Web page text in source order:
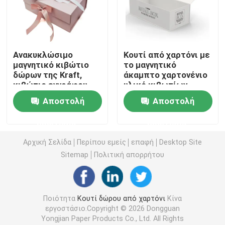
Κουτί από χαρτόνι πολυτέλειας
Κουτί συσκευασίας χάρτινου σωλήνα
πτυσσόμενο κιβώτιο εγγράφου
Συσκευάζοντας κιβώτιο τσιγάρων
Κουτί συσκευασίας Vape
Ζαρωμένο κουτί από χαρτόνι
Ανακυκλώσιμο
μαγνητικό κιβώτιο
δώρων της Kraft,
κιβώτιο εγγράφου
πολυτέλειας με το
cOem κορδελλών
Αποστολή
Κουτί από χαρτόνι με
το μαγνητικό
άκαμπτο χαρτονένιο
υλικό κιβωτίων
δώρων
μαξιλαροθηκών
μεταξιού περάτωσης
Αποστολή
Αρχική Σελίδα Περίπου εμείς επαφή
Desktop Site
Sitemap
Πολιτική απορρήτου
Ποιότητα Κουτί δώρου από χαρτόνι Κίνα
εργοστάσιο.Copyright © 2026 Dongguan
Yongjian Paper Products Co., Ltd. All Rights